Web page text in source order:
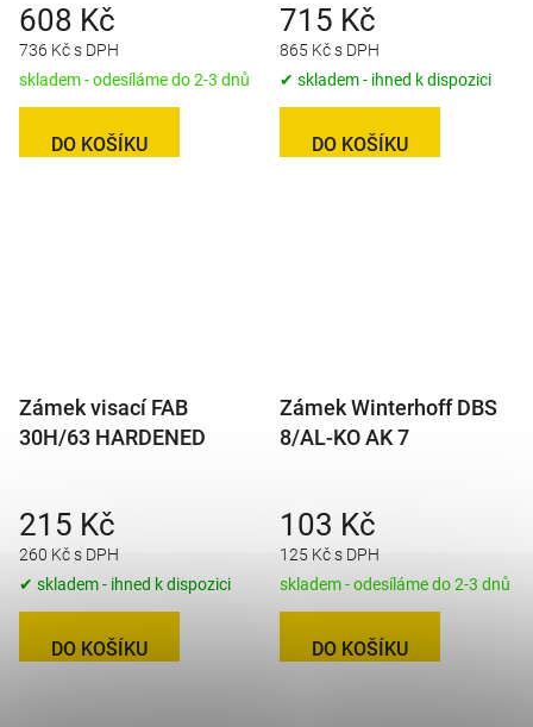
736 Kč s DPH
608 Kč
skladem - odesíláme do 2-3 dnů
DO KOŠÍKU
865 Kč s DPH
715 Kč
✔ skladem - ihned k dispozici
DO KOŠÍKU
Zámek visací FAB
30H/63 HARDENED
260 Kč s DPH
215 Kč
✔ skladem - ihned k dispozici
DO KOŠÍKU
Zámek Winterhoff DBS
8/AL-KO AK 7
125 Kč s DPH
103 Kč
skladem - odesíláme do 2-3 dnů
DO KOŠÍKU